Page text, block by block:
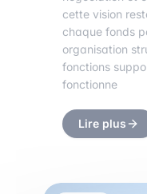
cette vision
chaque fonds
organisation
fonctions
fonctionne
Lire plus